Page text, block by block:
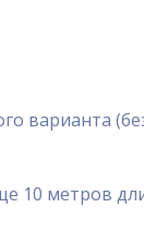
варианта
10 метров